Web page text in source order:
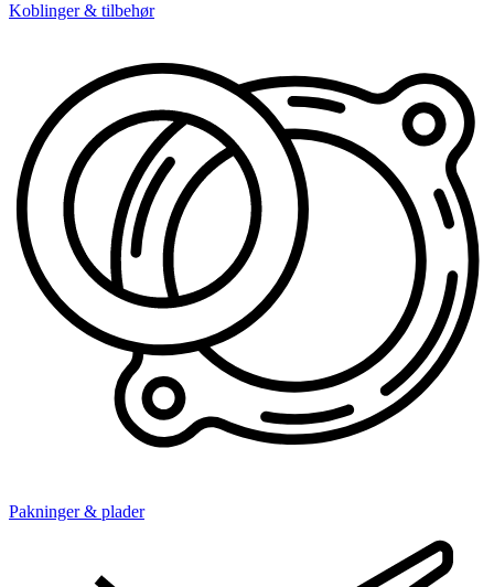
Koblinger & tilbehør
Pakninger & plader